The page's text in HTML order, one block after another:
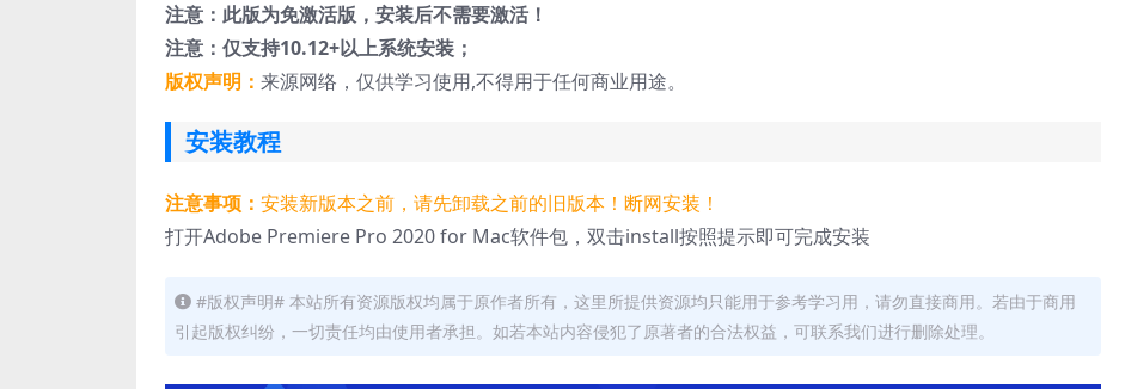
注意：此版为免激活版，安装后不需要激活！
注意：仅支持10.12+以上系统安装；
版权声明： 来源网络，仅供学习使用,不得用于任何商业用途。
安装教程
注意事项： 安装新版本之前，请先卸载之前的旧版本！断网安装！
打开Adobe Premiere Pro 2020 for Mac软件包，双击install按照提示即可完成安装
#版权声明# 本站所有资源版权均属于原作者所有，这里所提供资源均只能用于参考学习用，请勿直接商用。若由于商用
引起版权纠纷，一切责任均由使用者承担。如若本站内容侵犯了原著者的合法权益，可联系我们进行删除处理。